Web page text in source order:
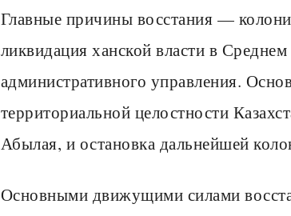
Главные причины восстания —
ликвидация ханской власти в
административного управления.
территориальной целостности
Абылая, и остановка дальнейшей
Основными движущими силами